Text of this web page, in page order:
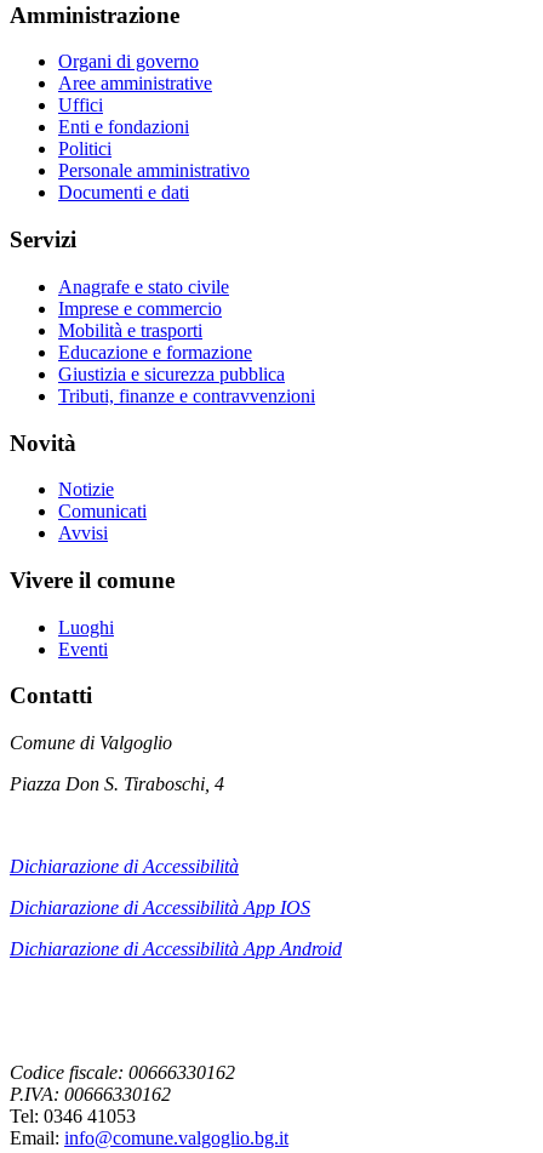
Amministrazione
Organi di governo
Aree amministrative
Uffici
Enti e fondazioni
Politici
Personale amministrativo
Documenti e dati
Servizi
Anagrafe e stato civile
Imprese e commercio
Mobilità e trasporti
Educazione e formazione
Giustizia e sicurezza pubblica
Tributi, finanze e contravvenzioni
Novità
Notizie
Comunicati
Avvisi
Vivere il comune
Luoghi
Eventi
Contatti
Comune di Valgoglio
Piazza Don S. Tiraboschi, 4
Dichiarazione di Accessibilità
Dichiarazione di Accessibilità App IOS
Dichiarazione di Accessibilità App Android
Codice fiscale: 00666330162
P.IVA: 00666330162
Tel: 0346 41053
Email: info@comune.valgoglio.bg.it